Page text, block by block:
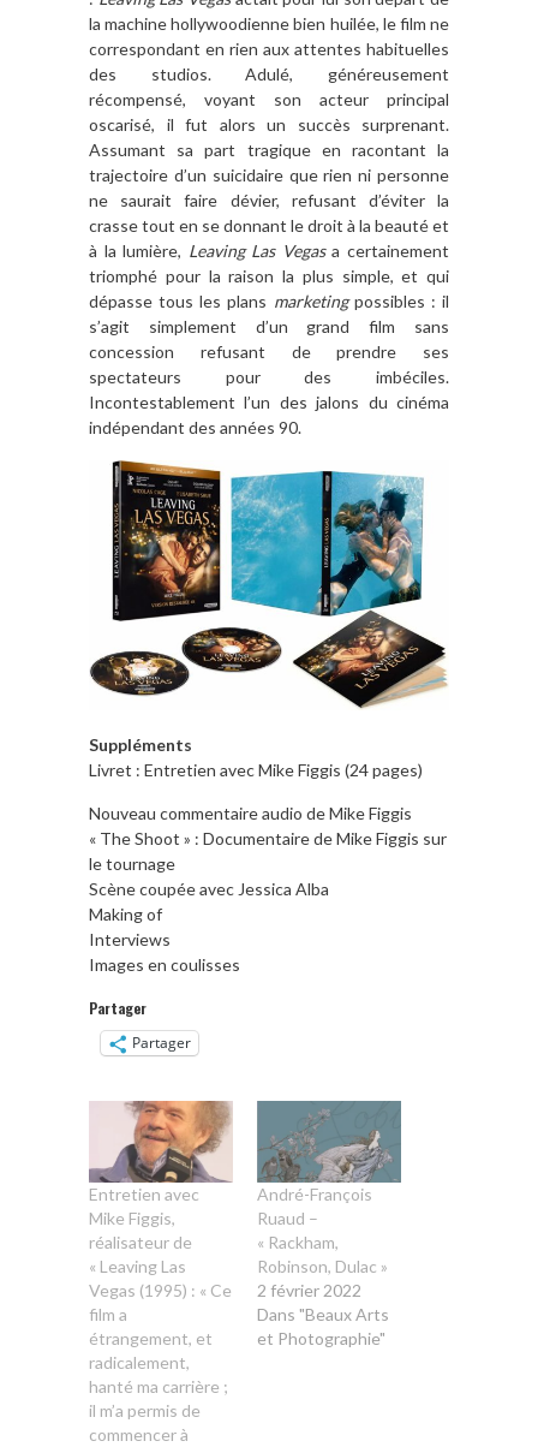
la machine hollywoodienne bien huilée, le film ne
correspondant en rien aux attentes habituelles
des studios. Adulé, généreusement
récompensé, voyant son acteur principal
oscarisé, il fut alors un succès surprenant.
Assumant sa part tragique en racontant la
trajectoire d’un suicidaire que rien ni personne
ne saurait faire dévier, refusant d’éviter la
crasse tout en se donnant le droit à la beauté et
à la lumière, Leaving Las Vegasa certainement
triomphé pour la raison la plus simple, et qui
dépasse tous les plans marketingpossibles : il
s’agit simplement d’un grand film sans
concession refusant de prendre ses
spectateurs pour des imbéciles.
Incontestablement l’un des jalons du cinéma
indépendant des années 90.
Suppléments
Livret : Entretien avec Mike Figgis (24 pages)
Nouveau commentaire audio de Mike Figgis
« The Shoot » : Documentaire de Mike Figgis sur
le tournage
Scène coupée avec Jessica Alba
Making of
Interviews
Images en coulisses
Partager
Partager
Entretien avec
Mike Figgis,
réalisateur de
« Leaving Las
Vegas (1995) : « Ce
film a
étrangement, et
radicalement,
hanté ma carrière ;
il m’a permis de
commencer à
André-François
Ruaud –
« Rackham,
Robinson, Dulac »
2 février 2022
Dans "Beaux Arts
et Photographie"